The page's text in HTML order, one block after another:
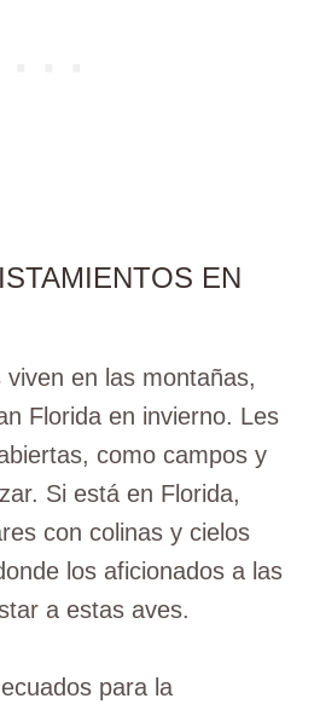
EN
en las montañas,
Florida en invierno. Les
como campos y
Si está en Florida,
con colinas y cielos
los aficionados a las
a estas aves.
para la